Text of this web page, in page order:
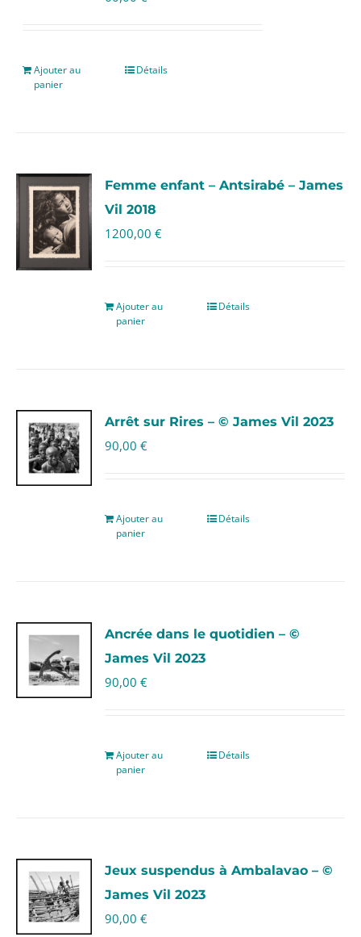
Ajouter au
panier
Détails
Femme enfant – Antsirabé – James
Vil 2018
1200,00€
Ajouter au
panier
Détails
Arrêt sur Rires – © James Vil 2023
90,00€
Ajouter au
panier
Détails
Ancrée dans le quotidien – ©
James Vil 2023
90,00€
Ajouter au
panier
Détails
Jeux suspendus à Ambalavao – ©
James Vil 2023
90,00€